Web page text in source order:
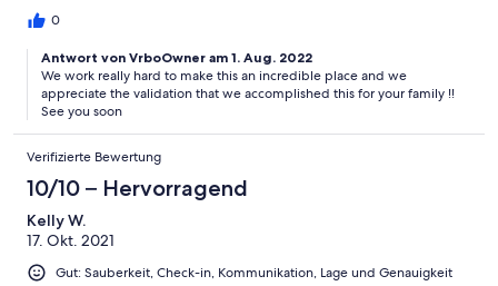
comfortable furniture. The area was remote enough to be quiet
we wanted to get out. I was a little concerned about the
property being located on a gravel road as I drive a sedan but
even after two nights of heavy rain, the road was still easily
drivable. We are already talking about when we can return to
this property again!
0
Antwort von VrboOwner am 1. Aug. 2022
We work really hard to make this an incredible place and we
appreciate the validation that we accomplished this for your family !!
See you soon
Verifizierte Bewertung
10/10 – Hervorragend
Kelly W.
17. Okt. 2021
Gut: Sauberkeit, Check-in, Kommunikation, Lage und Genauigkeit